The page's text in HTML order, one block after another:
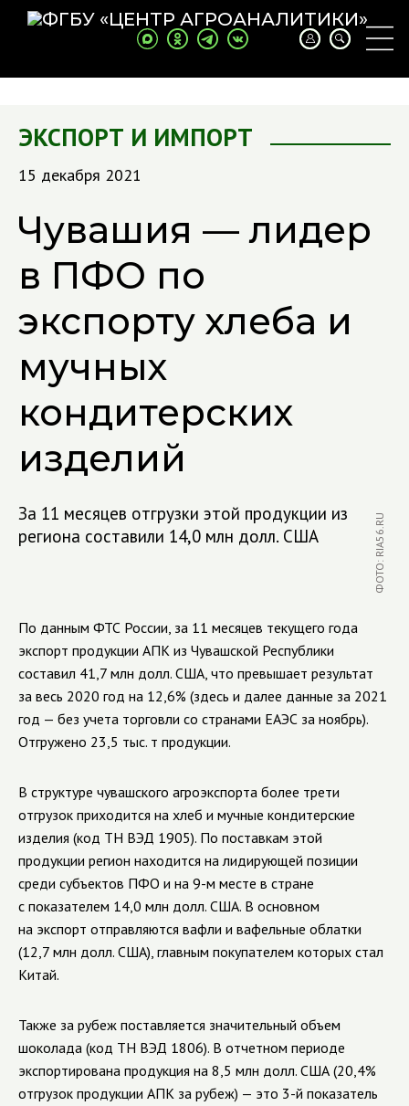
ЭКСПОРТ И ИМПОРТ
15 декабря 2021
Чувашия — лидер
в ПФО по
экспорту хлеба и
мучных
кондитерских
изделий
За 11 месяцев отгрузки этой продукции из
региона составили 14,0 млн долл. США
ФОТО: RIA56.RU
По данным ФТС России, за 11 месяцев текущего года
экспорт продукции АПК из Чувашской Республики
составил 41,7 млн долл. США, что превышает результат
за весь 2020 год на 12,6% (здесь и далее данные за 2021
год — без учета торговли со странами ЕАЭС за ноябрь).
Отгружено 23,5 тыс. т продукции.
В структуре чувашского агроэкспорта более трети
отгрузок приходится на хлеб и мучные кондитерские
изделия (код ТН ВЭД 1905). По поставкам этой
продукции регион находится на лидирующей позиции
среди субъектов ПФО и на 9-м месте в стране
с показателем 14,0 млн долл. США. В основном
на экспорт отправляются вафли и вафельные облатки
(12,7 млн долл. США), главным покупателем которых стал
Китай.
Также за рубеж поставляется значительный объем
шоколада (код ТН ВЭД 1806). В отчетном периоде
экспортирована продукция на 8,5 млн долл. США (20,4%
отгрузок продукции АПК за рубеж) — это 3-й показатель